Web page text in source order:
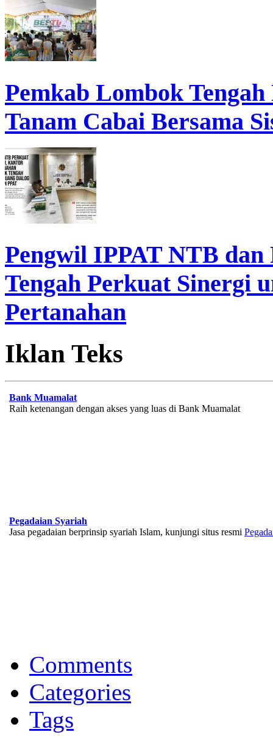
Pemkab Lombok
Tanam Cabai Bersama
Pengwil IPPAT NTB
Tengah Perkuat Sinergi
Pertanahan
Iklan Teks
Bank Muamalat
Raih ketenangan dengan akses yang luas di Bank Muamalat
Pegadaian Syariah
Jasa pegadaian berprinsip syariah Islam, kunjungi situs resmi
Memberikan yang terbaik sesuai kaidah Islam, kunjungi situs resmi
Comments
Categories
Tags